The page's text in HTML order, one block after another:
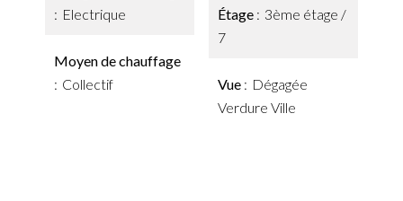
Electrique
Moyen de chauffage
Collectif
Étage
3ème étage /
7
Vue
Dégagée
Verdure Ville